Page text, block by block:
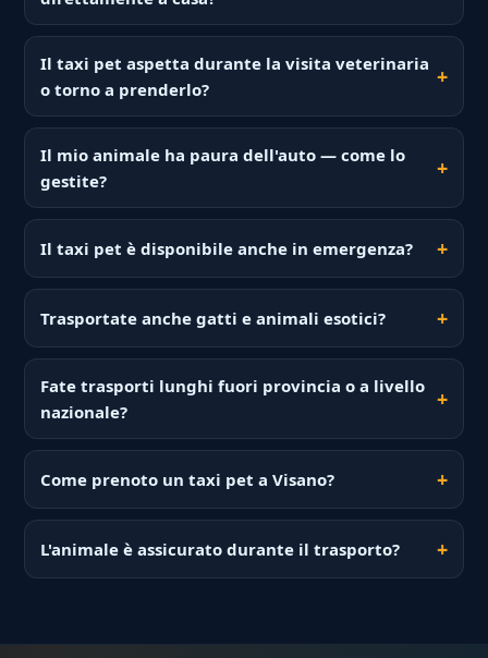
Il taxi pet aspetta durante la visita veterinaria
o torno a prenderlo?
Il mio animale ha paura dell'auto — come lo
gestite?
Il taxi pet è disponibile anche in emergenza?
Trasportate anche gatti e animali esotici?
Fate trasporti lunghi fuori provincia o a livello
nazionale?
Come prenoto un taxi pet a Visano?
L'animale è assicurato durante il trasporto?